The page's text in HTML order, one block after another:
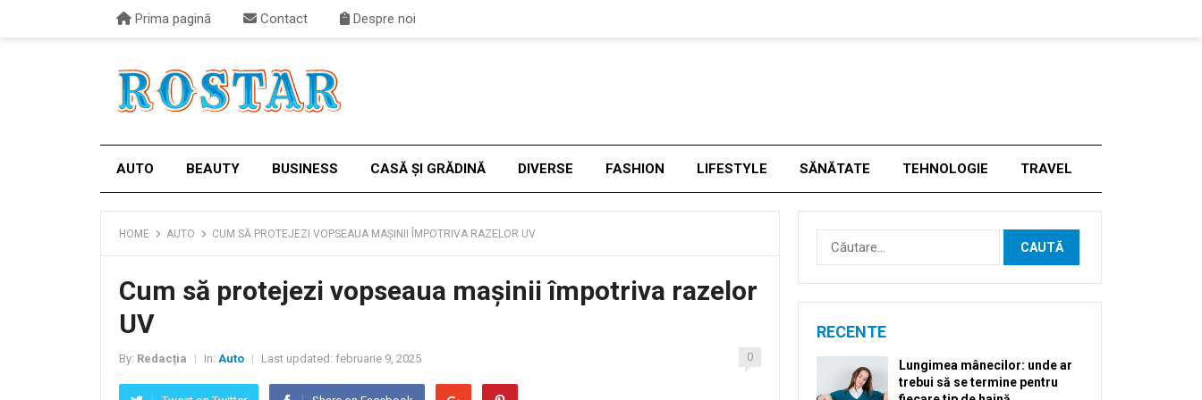
Prima pagină Contact Despre noi
AUTO BEAUTY BUSINESS CASĂ ȘI GRĂDINĂ DIVERSE FASHION LIFESTYLE SĂNĂTATE TEHNOLOGIE TRAVEL
HOME AUTO CUM SĂ PROTEJEZI VOPSEAUA MAȘINII ÎMPOTRIVA RAZELOR UV
Cum să protejezi vopseaua mașinii împotriva razelor
UV
By: Redacția In: Auto Last updated: februarie 9, 2025 0
Caută
după:
RECENTE
Lungimea mânecilor: unde ar
trebui să se termine pentru